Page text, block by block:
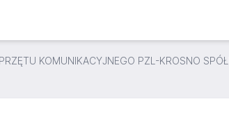
KOMUNIKACYJNEGO PZL-KROSNO